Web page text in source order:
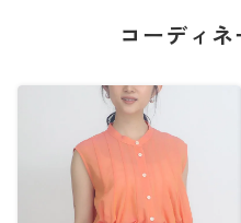
コーディ